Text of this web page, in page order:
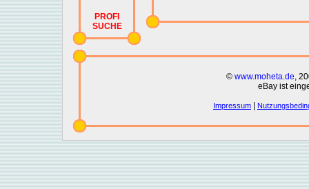
PROFI
SUCHE
© www.moheta.de,
eBay ist
Impressum